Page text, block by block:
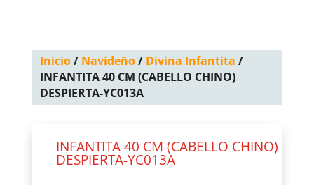
Inicio/ Navideño/ Divina Infantita /
INFANTITA 40 CM (CABELLO CHINO)
DESPIERTA-YC013A
INFANTITA 40 CM (CABELLO CHINO)
DESPIERTA-YC013A